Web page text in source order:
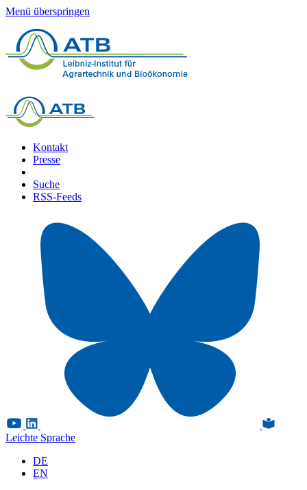
Menü überspringen
Kontakt
Presse
Suche
RSS-Feeds
Leichte Sprache
DE
EN